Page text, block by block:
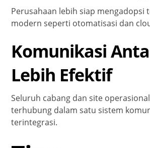
Perusahaan lebih siap mengadopsi
modern seperti otomatisasi dan
Komunikasi
Lebih Efektif
Seluruh cabang dan site
terhubung dalam satu sistem
terintegrasi.